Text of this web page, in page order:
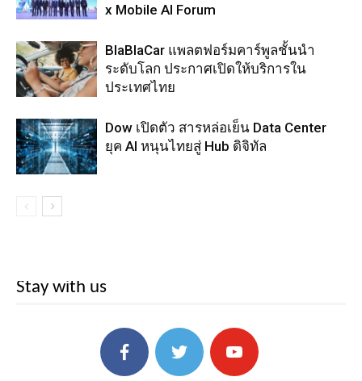
x Mobile AI Forum
BlaBlaCar แพลตฟอร์มคาร์พูลชั้นนำ
ระดับโลก ประกาศเปิดให้บริการใน
ประเทศไทย
Dow เปิดตัว สารหล่อเย็น Data Center
ยุค AI หนุนไทยสู่ Hub ดิจิทัล
Stay with us